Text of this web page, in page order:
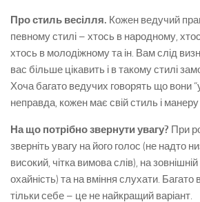
Про стиль весілля. Кожен ведучий
певному стилі – хтось в народному,
хтось в молодіжному та ін. Вам слід
вас більше цікавить і в такому стилі
Хоча багато ведучих говорять що вони
неправда, кожен має свій стиль і
На що потрібно звернути увагу? При
зверніть увагу на його голос (не надто
високий, чітка вимова слів), на
охайність) та на вміння слухати.
тільки себе – це не найкращий варіант.